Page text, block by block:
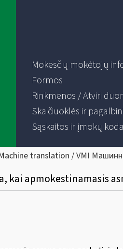
Mokesčių mokėtojų
Formos
Rinkmenos / Atviri
Skaičiuoklės ir
Sąskaitos ir įmokų
translation / VMI
kai apmokestinamasis